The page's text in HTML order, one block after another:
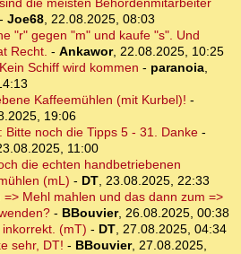
die meisten Behördenmitarbeiter
- Joe68, 22.08.2025, 08:03
"r" gegen "m" und kaufe "s". Und
Recht. - Ankawor, 22.08.2025, 10:25
Schiff wird kommen - paranoia,
Kaffeemühlen (mit Kurbel)! -
19:06
Bitte noch die Tipps 5 - 31. Danke-
11:00
die echten handbetriebenen
(mL) - DT, 23.08.2025, 22:33
=> Mehl mahlen und das dann zum =>
- BBouvier, 26.08.2025, 00:38
inkorrekt. (mT) - DT, 27.08.2025, 04:34
sehr, DT! - BBouvier, 27.08.2025,